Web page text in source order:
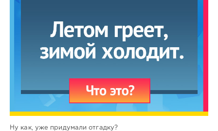
Ну как, уже придумали отгадку?